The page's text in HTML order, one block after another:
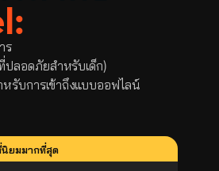
ร
ลอดภัยสำหรับเด็ก)
รับการเข้าถึงแบบออฟไลน์
ยมมากที่สุด